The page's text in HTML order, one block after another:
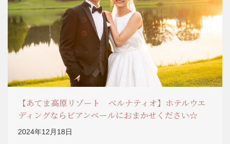
【あてま高原リゾート ベルナティオ】ホテルウエ
ディングならビアンベールにおまかせください☆
2024年12月18日